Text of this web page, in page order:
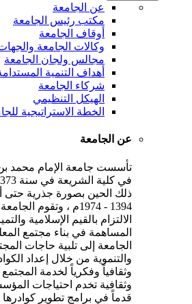
عن الجامعة
مكتب رئيس الجامعة
أوقاف الجامعة
وكالات الجامعة والجهات
مجالس ولجان الجامعة
أهداف التنمية
شركاء الجامعة
الهيكل التنظيمي
الخطة الاستراتيجية
عن الجامعة
تأسست جامعة الإمام محمد
ذلك الحين بصورة جذرية
1394 - 1974م ، وتقوم
الالتزام بالقيم الإسلامية
المساهمة في بناء مجتمع
الجامعة إلى تلبية حاجات
والتنموية من خلال إعداد
وثقافياً وفكرياً لخدمة المجتمع
وثقافية تخدم احتياجات
قدماً في برامج تطوير كوادرها